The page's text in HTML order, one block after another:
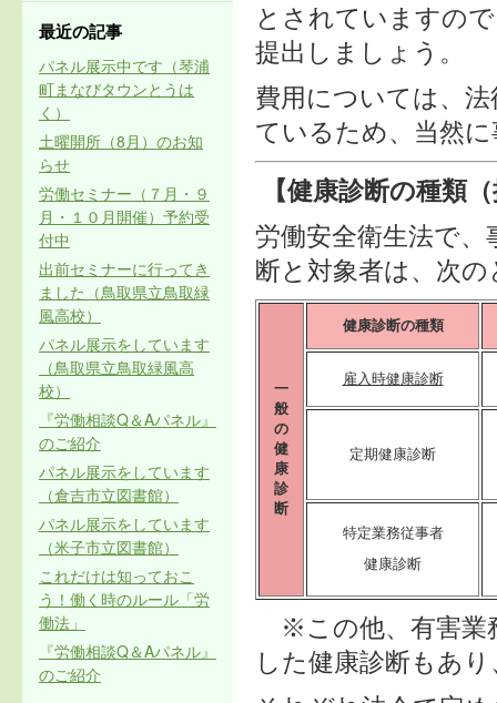
最近の記事
パネル展示中です（琴浦
町まなびタウンとうは
く）
土曜開所（8月）のお知
らせ
労働セミナー（７月・９
月・１０月開催）予約受
付中
出前セミナーに行ってき
ました（鳥取県立鳥取緑
風高校）
パネル展示をしています
（鳥取県立鳥取緑風高
校）
『労働相談Q＆Aパネル』
のご紹介
パネル展示をしています
（倉吉市立図書館）
パネル展示をしています
（米子市立図書館）
これだけは知っておこ
う！働く時のルール「労
働法」
『労働相談Q＆Aパネル』
のご紹介
とされていますの
提出しましょう。
費用については、
ているため、当然
【健康診断の種類
労働安全衛生法で
断と対象者は、次
一
般
の
健
康
診
断
健康診断の種類
雇入時健康診断
定期健康診断
特定業務従事者
健康診断
※この他、有害業
した健康診断もあり